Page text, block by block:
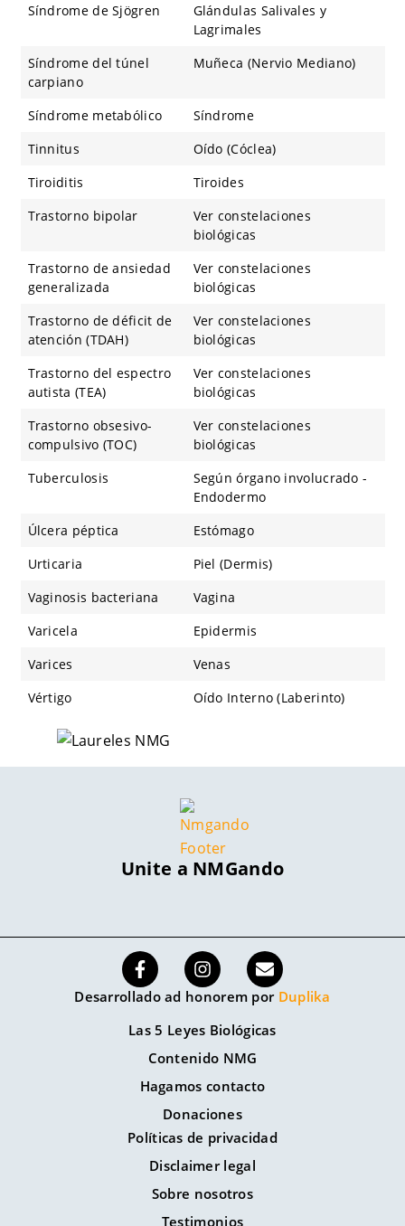
Síndrome de Sjögren
Glándulas Salivales y
Lagrimales
Síndrome del túnel
carpiano
Muñeca (Nervio Mediano)
Síndrome metabólico
Síndrome
Tinnitus
Oído (Cóclea)
Tiroiditis
Tiroides
Trastorno bipolar
Ver constelaciones
biológicas
Trastorno de ansiedad
generalizada
Ver constelaciones
biológicas
Trastorno de déficit de
atención (TDAH)
Ver constelaciones
biológicas
Trastorno del espectro
autista (TEA)
Ver constelaciones
biológicas
Trastorno obsesivo-
compulsivo (TOC)
Ver constelaciones
biológicas
Tuberculosis
Según órgano involucrado -
Endodermo
Úlcera péptica
Estómago
Urticaria
Piel (Dermis)
Vaginosis bacteriana
Vagina
Varicela
Epidermis
Varices
Venas
Vértigo
Oído Interno (Laberinto)
Unite a NMGando
Las 5 Leyes Biológicas
Contenido NMG
Hagamos contacto
Donaciones
Desarrollado ad honorem por Duplika
Políticas de privacidad
Disclaimer legal
Sobre nosotros
Testimonios